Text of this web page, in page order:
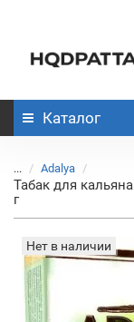
Каталог
... Adalya
Табак для
г
Нет в наличии